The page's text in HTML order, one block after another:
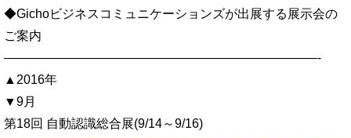
◆Gichoビジネスコミュニケーションズが出展する展示会の
ご案内
—————————————————————————-
▲2016年
▼9月
第18回 自動認識総合展(9/14～9/16)